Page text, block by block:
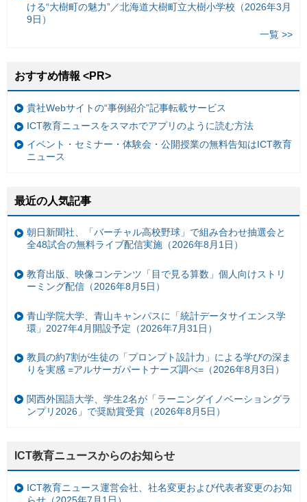
ける“大樹町の魅力”／北海道大樹町立大樹小学校（2026年3月
9日）
一覧 >>
おすすめ情報 <PR>
貴社Webサイトの“事例紹介”記事転載サービス
ICT教育ニュースをスマホでアプリのように読む方法
イベント・セミナー・体験会・公開授業の無料告知はICT教育
ニュース
最近の人気記事
朝日新聞社、「バーチャル高校野球」で組み合わせ抽選会と
全48試合の無料ライブ配信実施（2026年8月1日）
教育出版、映像コンテンツ「目で見る算数」個人向けストリ
ーミング配信（2026年8月5日）
青山学院大学、青山キャンパスに「統計データサイエンス学
環」2027年4月開設予定（2026年7月31日）
教員の約7割が生徒の「プロンプト設計力」による学びの深ま
りを実感 =アルサーガパートナーズ調べ=（2026年8月3日）
関西外国語大学、学生2名が「ラーニングイノベーショングラ
ンプリ2026」で奨励賞受賞（2026年8月5日）
ICT教育ニュースからのお知らせ
ICT教育ニュース運営会社、社名変更および代表者変更のお知
らせ（2025年7月1日）